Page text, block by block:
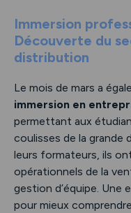
Immersion
Découverte du
distribution
Le mois de mars a
immersion en
permettant aux
coulisses de la grande
leurs formateurs, ils
opérationnels de la
gestion d’équipe. Une
pour mieux